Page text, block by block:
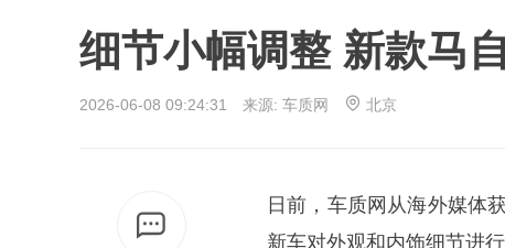
细节小幅调整 新款马
2026-06-08 09:24:31 来源: 车质网 北京
日前，车质网从海外媒体
新车对外观和内饰细节进